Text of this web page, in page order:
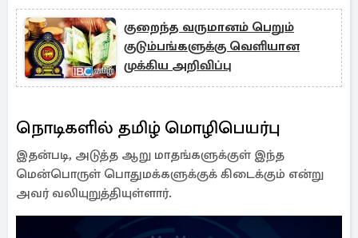
குறைந்த வருமானம் பெறும்
குடும்பங்களுக்கு வெளியான
முக்கிய அறிவிப்பு
நொடிகளில் தமிழ் மொழிபெயர்பு
இதன்படி, அடுத்த ஆறு மாதங்களுக்குள் இந்த
மென்பொருள் பொதுமக்களுக்குக் கிடைக்கும் என்று
அவர் வலியுறுத்தியுள்ளார்.